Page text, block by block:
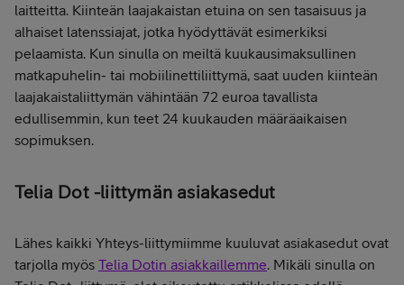
laitteitta. Kiinteän laajakaistan etuina on sen tasaisuus ja
alhaiset latenssiajat, jotka hyödyttävät esimerkiksi
pelaamista. Kun sinulla on meiltä kuukausimaksullinen
matkapuhelin- tai mobiilinettiliittymä, saat uuden kiinteän
laajakaistaliittymän vähintään 72 euroa tavallista
edullisemmin, kun teet 24 kuukauden määräaikaisen
sopimuksen.
Telia Dot -liittymän asiakasedut
Lähes kaikki Yhteys-liittymiimme kuuluvat asiakasedut ovat
tarjolla myös Telia Dotin asiakkaillemme. Mikäli sinulla on